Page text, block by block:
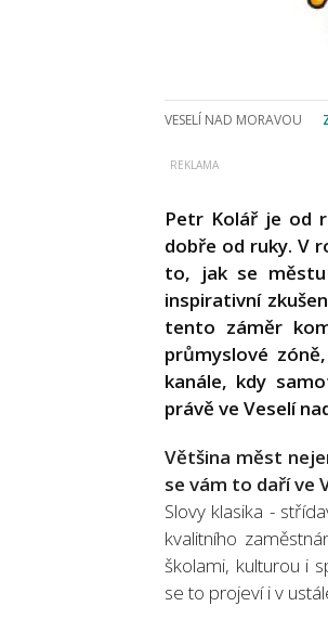
VESELÍ NAD MORAVOU
Petr Kolář je od
dobře od ruky. V
to, jak se
inspirativní
tento záměr
průmyslové
kanále, kdy
právě ve Veselí
Většina měst
se vám to daří ve
Slovy klasika -
kvalitního
školami, kulturou i
se to projeví i v